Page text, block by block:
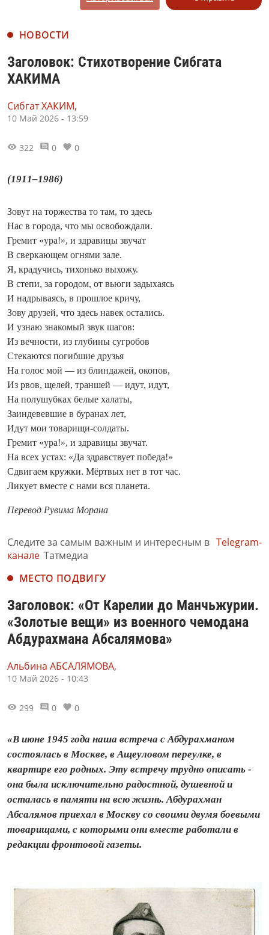
НОВОСТИ
Заголовок: Стихотворение Сибгата
ХАКИМА
Сибгат ХАКИМ,
10 Май 2026 - 13:59
322 0 0
(1911–1986)
Зовут на торжества то там, то здесь
Нас в города, что мы освобождали.
Гремит «ура!», и здравицы звучат
В сверкающем огнями зале.
Я, крадучись, тихонько выхожу.
В степи, за городом, от вьюги задыхаясь
И надрываясь, в прошлое кричу,
Зову друзей, что здесь навек остались.
И узнаю знакомый звук шагов:
Из вечности, из глубины сугробов
Стекаются погибшие друзья
На голос мой — из блиндажей, окопов,
Из рвов, щелей, траншей — идут, идут,
На полушубках белые халаты,
Заиндевевшие в буранах лет,
Идут мои товарищи-солдаты.
Гремит «ура!», и здравицы звучат.
На всех устах: «Да здравствует победа!»
Сдвигаем кружки. Мёртвых нет в тот час.
Ликует вместе с нами вся планета.
Перевод Рувима Морана
Следите за самым важным и интересным в Telegram-
канале Татмедиа
МЕСТО ПОДВИГУ
Заголовок: «От Карелии до Манчьжурии.
«Золотые вещи» из военного чемодана
Абдурахмана Абсалямова»
Альбина АБСАЛЯМОВА,
10 Май 2026 - 10:43
299 0 0
«В июне 1945 года наша встреча с Абдурахманом
состоялась в Москве, в Ащеуловом переулке, в
квартире его родных. Эту встречу трудно описать -
она была исключительно радостной, душевной и
осталась в памяти на всю жизнь. Абдурахман
Абсалямов приехал в Москву со своими двумя боевыми
товарищами, с которыми они вместе работали в
редакции фронтовой газеты.